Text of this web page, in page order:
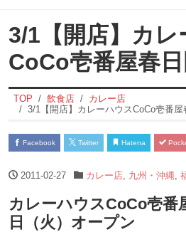
3/1【開店】カレ
CoCo壱番屋春
TOP 飲食店
カレー店
3/1【開店】カレーハウスCoCo壱番屋
Facebook Twitter Hatena
2011-02-27 カレー店, 九州・沖縄
カレーハウスCoCo壱番
日（火）オープン